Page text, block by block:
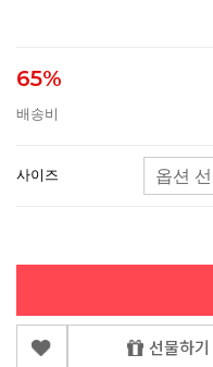
65%
배송비
사이즈
선물하기